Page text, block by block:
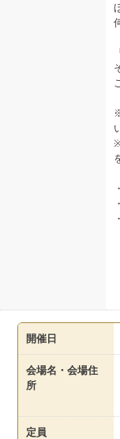
開催日
会場名・会場住
所
定員